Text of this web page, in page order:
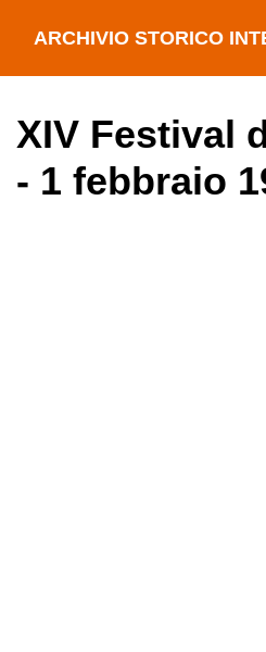
ARCHIVIO STORICO
XIV Festival
- 1 febbraio